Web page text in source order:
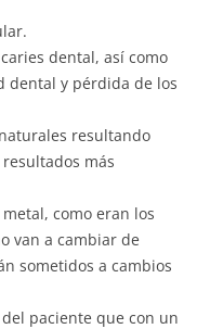
dental, así como
dental y pérdida de los
resultando
más
como eran los
van a cambiar de
sometidos a cambios
paciente que con un